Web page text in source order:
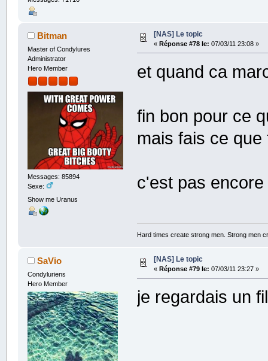
Bitman
Master of Condylures
Administrator
Hero Member
Messages: 85894
Sexe:
Show me Uranus
[NAS] Le topic
« Réponse #78 le: 07/03/11 23:08 »
et quand ca
fin bon pour ce
mais fais ce
c'est pas
Hard times create strong men. Strong men
SaVio
Condyluriens
Hero Member
[NAS] Le topic
« Réponse #79 le: 07/03/11 23:27 »
je regardais un